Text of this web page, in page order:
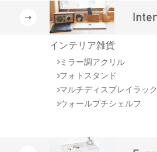
インテリア雑貨
ミラー調アクリル
フォトスタンド
マルチディスプレイラック
ウォールプチシェルフ